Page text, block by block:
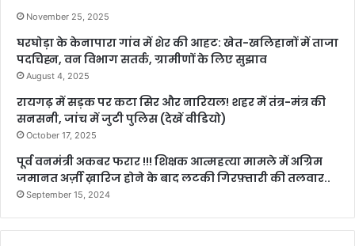
November 25, 2025
घरघोड़ा के केनापारा गांव में शेर की आहट: खेत-खलिहानों में ताजा
पदचिह्न, वन विभाग सतर्क, ग्रामीणों के लिए सुझाव
August 4, 2025
रायगढ़ में सड़क पर कटा सिर और नारियल! शहर में तंत्र-मंत्र की
सनसनी, जांच में जुटी पुलिस (देखें वीडियो)
October 17, 2025
पूर्व वनमंत्री अकबर फरार !!! शिक्षक आत्महत्या मामले में अग्रिम
जमानत अर्ज़ी ख़ारिज होने के बाद लटकी गिरफ़्तारी की तलवार..
September 15, 2024